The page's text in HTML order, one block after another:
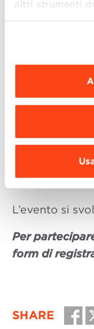
altri strumenti
tecnici
modificare le
scegliere le
in
Gaia
Master.
formativo e
confronto
L’evento si
Per
form di
SHARE